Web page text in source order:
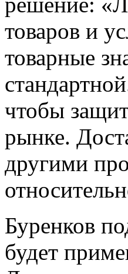
товаров и
товарные
чтобы
рынке.
другими
Буренков
будет